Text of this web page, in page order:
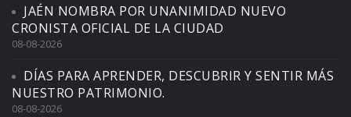
JAÉN NOMBRA POR UNANIMIDAD NUEVO
CRONISTA OFICIAL DE LA CIUDAD
08-08-2026
DÍAS PARA APRENDER, DESCUBRIR Y SENTIR MÁS
NUESTRO PATRIMONIO.
08-08-2026